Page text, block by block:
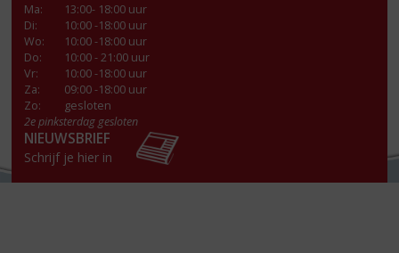
Ma:
13:00- 18:00 uur
Di:
10:00 -18:00 uur
Wo:
10:00 -18:00 uur
Do:
10:00 - 21:00 uur
Vr:
10:00 -18:00 uur
Za:
09:00 -18:00 uur
Zo:
gesloten
2e pinksterdag gesloten
NIEUWSBRIEF
Schrijf je hier in